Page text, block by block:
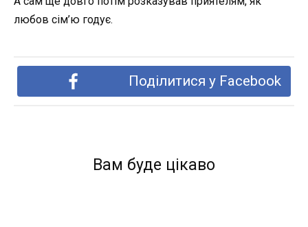
любов сім’ю годує.
Поділитися у Facebook
Вам буде цікаво